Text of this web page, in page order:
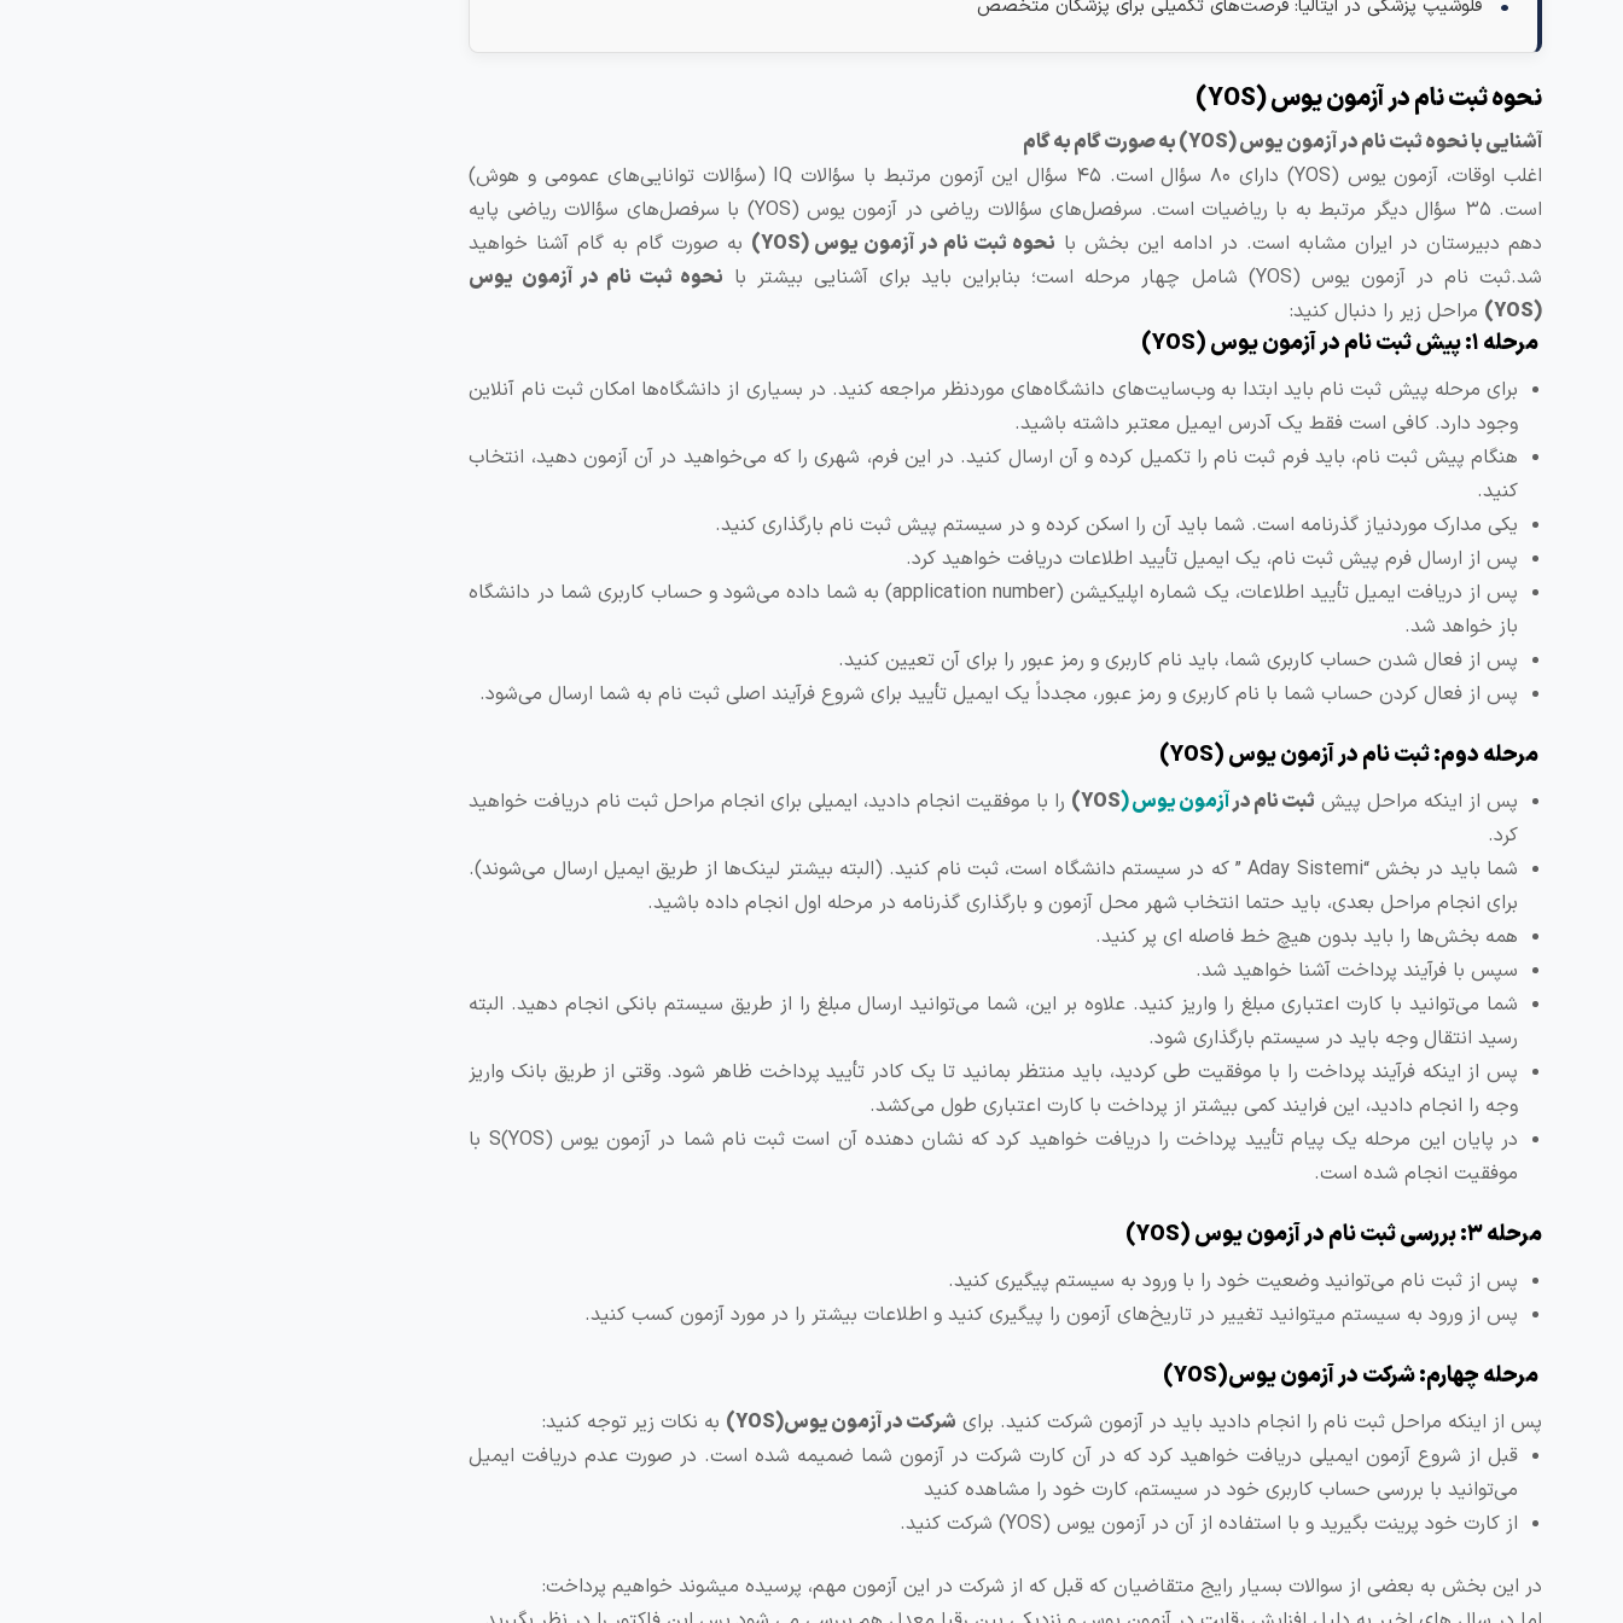
فلوشیپ پزشکی در ایتالیا: فرصت‌های تکمیلی برای پزشکان متخصص
نحوه ثبت نام در آزمون یوس (YOS)
آشنایی با نحوهثبت نام در آزمون یوس (YOS
)به صورت گام به گام
اغلب اوقات، آزمون یوس (YOS) دارای ۸۰ سؤال است. ۴۵ سؤال این آزمون مرتبط با سؤالات IQ (سؤالات توانایی‌های عمومی و هوش)
است. ۳۵ سؤال دیگر مرتبط به با ریاضیات است. سرفصل‌های سؤالات ریاضی در آزمون یوس (YOS) با سرفصل‌های سؤالات ریاضی پایه
دهم دبیرستان در ایران مشابه است. در ادامه این بخش با نحوه ثبت نام در آزمون یوس (YOS
) به صورت گام به گام آشنا خواهید
شد.ثبت نام در آزمون یوس (YOS) شامل چهار مرحله است؛ بنابراین باید برای آشنایی بیشتر با
نحوه ثبت نام در آزمون یوس
(
YOS
) مراحل زیر را دنبال کنید:
مرحله ۱: پیش ثبت نام در آزمون یوس (YOS
)
برای مرحله پیش ثبت نام باید ابتدا به وب‌سایت‌های دانشگاه‌های موردنظر مراجعه کنید. در بسیاری از دانشگاه‌ها امکان ثبت نام آنلاین
وجود دارد. کافی است فقط یک آدرس ایمیل معتبر داشته باشید.
هنگام پیش ثبت نام، باید فرم ثبت نام را تکمیل کرده و آن ارسال کنید. در این فرم، شهری را که می‌خواهید در آن آزمون دهید، انتخاب
کنید.
یکی مدارک موردنیاز گذرنامه است. شما باید آن را اسکن کرده و در سیستم پیش ثبت نام بارگذاری کنید.
پس از ارسال فرم پیش ثبت نام، یک ایمیل تأیید اطلاعات دریافت خواهید کرد.
پس از دریافت ایمیل تأیید اطلاعات، یک شماره اپلیکیشن (application number) به شما داده می‌شود و حساب کاربری شما در دانشگاه
باز خواهد شد.
پس از فعال شدن حساب کاربری شما، باید نام کاربری و رمز عبور را برای آن تعیین کنید.
پس از فعال کردن حساب شما با نام کاربری و رمز عبور، مجدداً یک ایمیل تأیید برای شروع فرآیند اصلی ثبت نام به شما ارسال می‌شود.
مرحله دوم:ثبت نام در آزمون یوس (YOS
)
پس از اینکه مراحل پیش ثبت نام درآزمون یوس (YOS
) را با موفقیت انجام دادید، ایمیلی برای انجام مراحل ثبت نام دریافت خواهید
کرد.
شما باید در بخش “Aday Sistemi ” که در سیستم دانشگاه است، ثبت نام کنید. (البته بیشتر لینک‌ها از طریق ایمیل ارسال می‌شوند).
برای انجام مراحل بعدی، باید حتما انتخاب شهر محل آزمون و بارگذاری گذرنامه در مرحله اول انجام داده باشید.
همه بخش‌ها را باید بدون هیچ خط فاصله ای پر کنید.
سپس با فرآیند پرداخت آشنا خواهید شد.
شما می‌توانید با کارت اعتباری مبلغ را واریز کنید. علاوه بر این، شما می‌توانید ارسال مبلغ را از طریق سیستم بانکی انجام دهید. البته
رسید انتقال وجه باید در سیستم بارگذاری شود.
پس از اینکه فرآیند پرداخت را با موفقیت طی کردید، باید منتظر بمانید تا یک کادر تأیید پرداخت ظاهر شود. وقتی از طریق بانک واریز
وجه را انجام دادید، این فرایند کمی بیشتر از پرداخت با کارت اعتباری طول می‌کشد.
در پایان این مرحله یک پیام تأیید پرداخت را دریافت خواهید کرد که نشان دهنده آن است ثبت نام شما در آزمون یوس (YOS)S با
موفقیت انجام شده است.
مرحله ۳: بررسی ثبت نام در آزمون یوس (YOS
)
پس از ثبت نام می‌توانید وضعیت خود را با ورود به سیستم پیگیری کنید.
پس از ورود به سیستم می‏توانید تغییر در تاریخ‌های آزمون را پیگیری کنید و اطلاعات بیشتر را در مورد آزمون کسب کنید.
مرحله چهارم:شرکت در آزمون یوس(YOS
)
پس از اینکه مراحل ثبت نام را انجام دادید باید در آزمون شرکت کنید. برای شرکت در آزمون یوس(YOS
) به نکات زیر توجه کنید:
قبل از شروع آزمون ایمیلی دریافت خواهید کرد که در آن کارت شرکت در آزمون شما ضمیمه شده است. در صورت عدم دریافت ایمیل
می‌توانید با بررسی حساب کاربری خود در سیستم، کارت خود را مشاهده کنید
از کارت خود پرینت بگیرید و با استفاده از آن در آزمون یوس (YOS) شرکت کنید.
در این بخش به بعضی از سوالات بسیار رایج متقاضیان که قبل که از شرکت در این آزمون مهم، پرسیده می‏شوند خواهیم پرداخت: